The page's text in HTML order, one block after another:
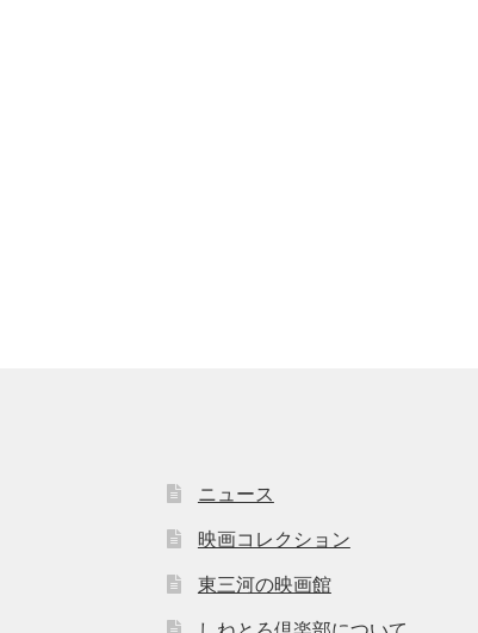
ニュース
映画コレクション
東三河の映画館